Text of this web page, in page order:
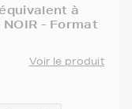
à
NOIR - Format
Voir le produit